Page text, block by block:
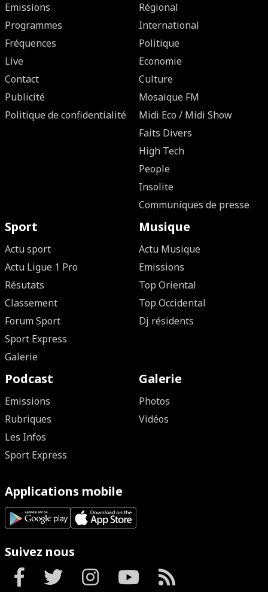
Emissions
Programmes
Fréquences
Live
Contact
Publicité
Politique de confidentialité
Régional
International
Politique
Economie
Culture
Mosaique FM
Midi Eco / Midi Show
Faits Divers
High Tech
People
Insolite
Communiques de presse
Sport
Actu sport
Actu Ligue 1 Pro
Résutats
Classement
Forum Sport
Sport Express
Galerie
Musique
Actu Musique
Emissions
Top Oriental
Top Occidental
Dj résidents
Podcast
Emissions
Rubriques
Les Infos
Sport Express
Galerie
Photos
Vidéos
Applications mobile
Suivez nous